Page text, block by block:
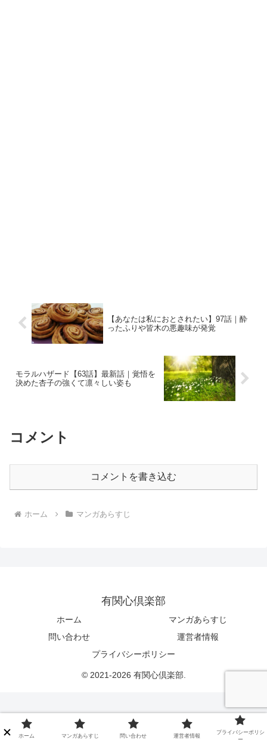
【あなたは私におとされたい】97話｜酔
ったふりや皆木の悪趣味が発覚
モラルハザード【63話】最新話｜覚悟を
決めた杏子の強くて凛々しい姿も
コメント
コメントを書き込む
ホーム マンガあらすじ
有関心倶楽部
ホーム
マンガあらすじ
問い合わせ
運営者情報
プライバシーポリシー
© 2021-2026 有関心倶楽部.
ホーム マンガあらすじ 問い合わせ 運営者情報
プライバシーポリシ
ー